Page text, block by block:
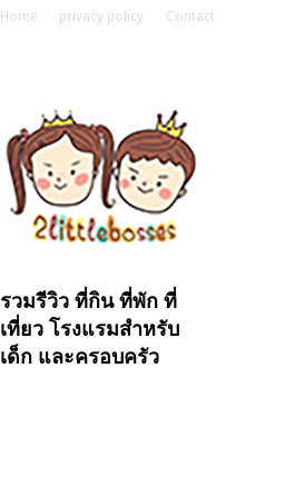
Home privacy policy Contact
รวมรีวิว ที่กิน ที่พัก ที่
เที่ยว โรงแรมสำหรับ
เด็ก และครอบครัว